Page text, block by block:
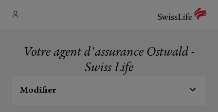
Votre agent d'assurance Ostwald -
Swiss Life
Modifier